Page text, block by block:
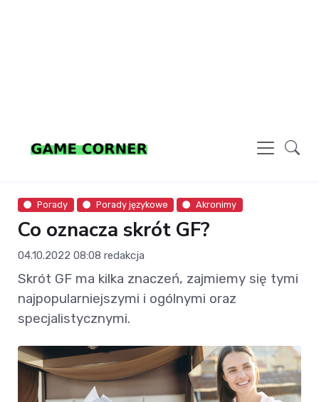
Porady Porady językowe Akronimy
Co oznacza skrót GF?
04.10.2022 08:08 redakcja
Skrót GF ma kilka znaczeń, zajmiemy się tymi
najpopularniejszymi i ogólnymi oraz
specjalistycznymi.